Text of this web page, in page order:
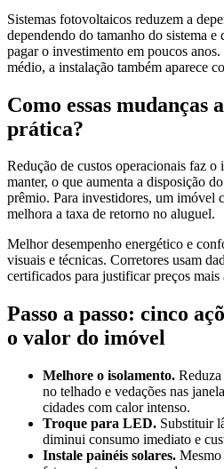
Sistemas fotovoltaicos reduzem a
dependendo do tamanho do sistema
pagar o investimento em poucos
médio, a instalação também aparece
Como essas mudanças
prática?
Redução de custos operacionais faz o
manter, o que aumenta a disposição
prêmio. Para investidores, um imóvel
melhora a taxa de retorno no aluguel.
Melhor desempenho energético e
visuais e técnicas. Corretores usam
certificados para justificar preços mais
Passo a passo: cinco
o valor do imóvel
Melhore o isolamento. Reduza
no telhado e vedações nas
cidades com calor intenso.
Troque para LED. Substituir
diminui consumo imediato e
Instale painéis solares. Mesmo